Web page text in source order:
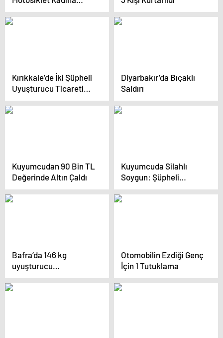
Çarptı
Kırıkkale’de İki Şüpheli
Uyuşturucu Ticareti
Sebebiyle Tutuklandı
Diyarbakır’da Bıçaklı
Saldırı
Kuyumcudan 90 Bin TL
Değerinde Altın Çaldı
Kuyumcuda Silahlı
Soygun: Şüpheli
Yakalandı
Bafra’da 146 kg
uyuşturucu
operasyonu
Otomobilin Ezdiği Genç
İçin 1 Tutuklama